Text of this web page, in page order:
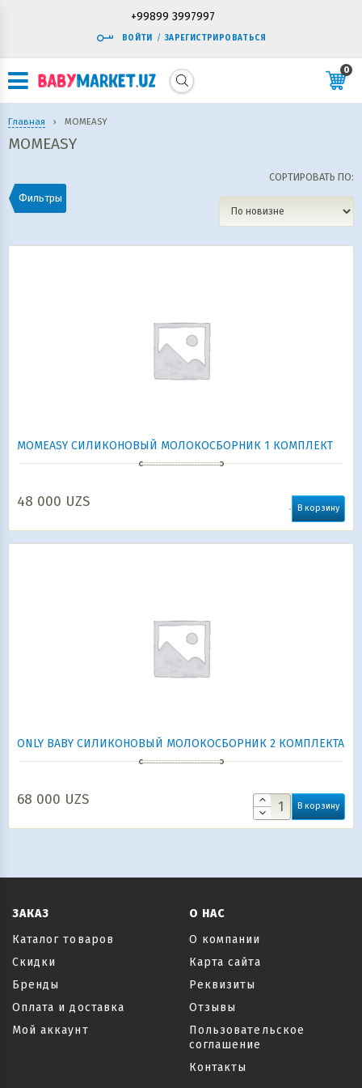
+99899 3997997
ВОЙТИ / ЗАРЕГИСТРИРОВАТЬСЯ
0
Главная › MOMEASY
MOMEASY
Фильтры
СОРТИРОВАТЬ ПО:
MOMEASY СИЛИКОНОВЫЙ МОЛОКОСБОРНИК 1 КОМПЛЕКТ
48 000 UZS В корзину
ONLY BABY СИЛИКОНОВЫЙ МОЛОКОСБОРНИК 2 КОМПЛЕКТА
68 000 UZS В корзину
ЗАКАЗ
Каталог товаров
Скидки
Бренды
Оплата и доставка
Мой аккаунт
О НАС
О компании
Карта сайта
Реквизиты
Отзывы
Пользовательское
соглашение
Контакты